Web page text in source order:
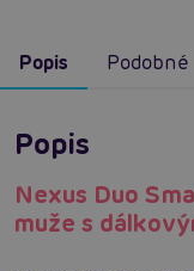
Popis Podobné
Popis
Nexus Duo
muže s